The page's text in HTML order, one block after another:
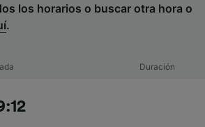
los horarios o buscar otra hora o
.
Duración